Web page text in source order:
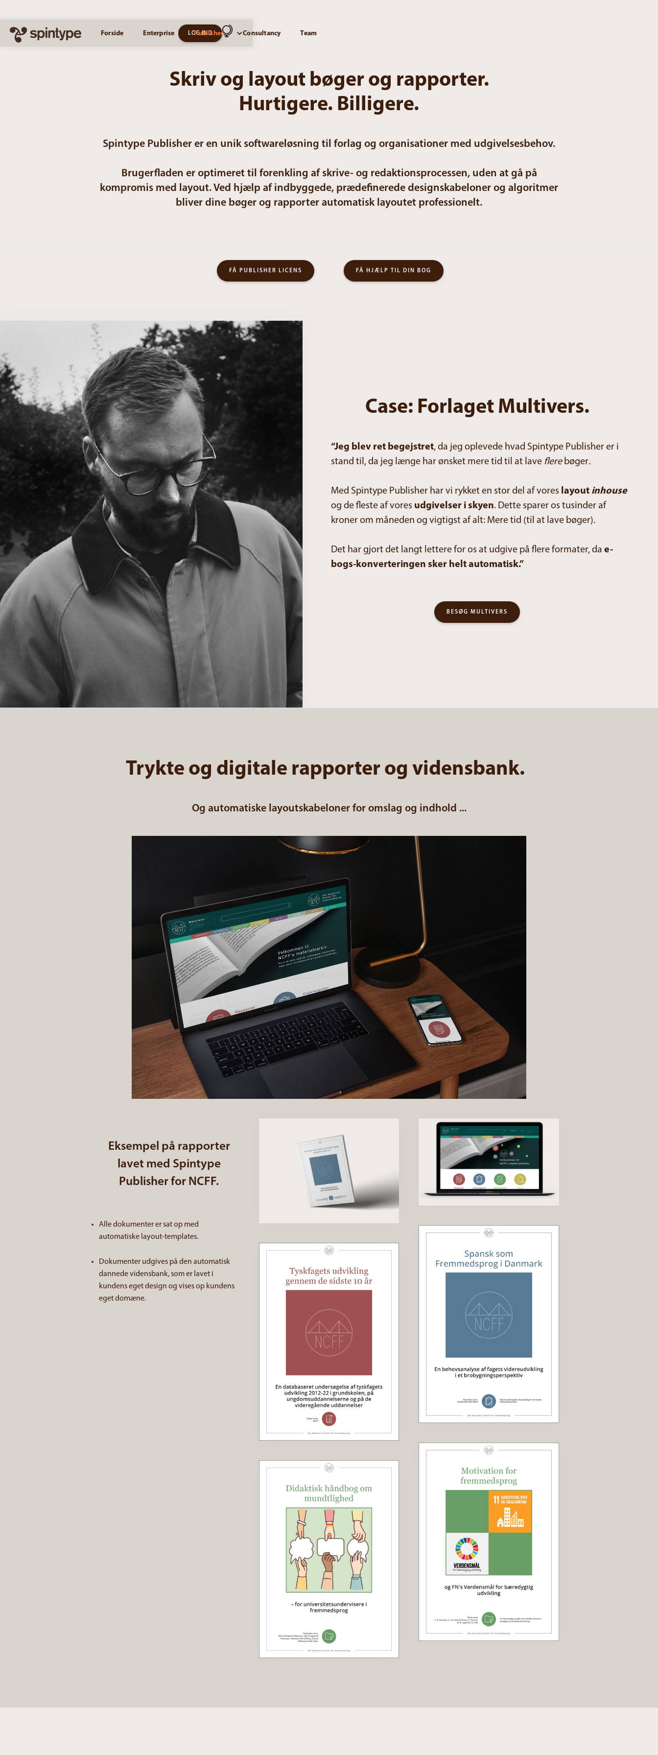
LOG IND
Forside Enterprise Publisher Consultancy Team
Skriv og layout bøger og rapporter.
Hurtigere. Billigere.
Spintype Publisher er en unik softwareløsning til forlag og organisationer med udgivelsesbehov.
Brugerfladen er optimeret til forenkling af skrive- og redaktionsprocessen, uden at gå på
kompromis med layout. Ved hjælp af indbyggede, prædefinerede designskabeloner og algoritmer
bliver dine bøger og rapporter automatisk layoutet professionelt.
FÅ PUBLISHER LICENS FÅ HJÆLP TIL DIN BOG
Case: Forlaget Multivers.
“Jeg blev ret begejstret, da jeg oplevede hvad Spintype Publisher er i
stand til, da jeg længe har ønsket mere tid til at lave flere bøger.
Med Spintype Publisher har vi rykket en stor del af vores layout inhouse
og de fleste af vores udgivelser i skyen. Dette sparer os tusinder af
kroner om måneden og vigtigst af alt: Mere tid (til at lave bøger).
Det har gjort det langt lettere for os at udgive på flere formater, da e-
bogs-konverteringen sker helt automatisk.”
BESØG MULTIVERS
Trykte og digitale rapporter og vidensbank.
Og automatiske layoutskabeloner for omslag og indhold ...
Eksempel på rapporter
lavet med Spintype
Publisher for NCFF.
Alle dokumenter er sat op med
automatiske layout-templates.
Dokumenter udgives på den automatisk
dannede vidensbank, som er lavet i
kundens eget design og vises op kundens
eget domæne.